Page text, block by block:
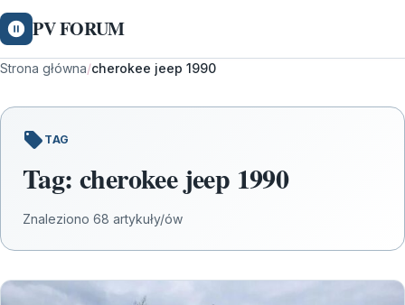
PV FORUM
Strona główna/cherokee jeep 1990
TAG
Tag: cherokee jeep 1990
Znaleziono 68 artykuły/ów